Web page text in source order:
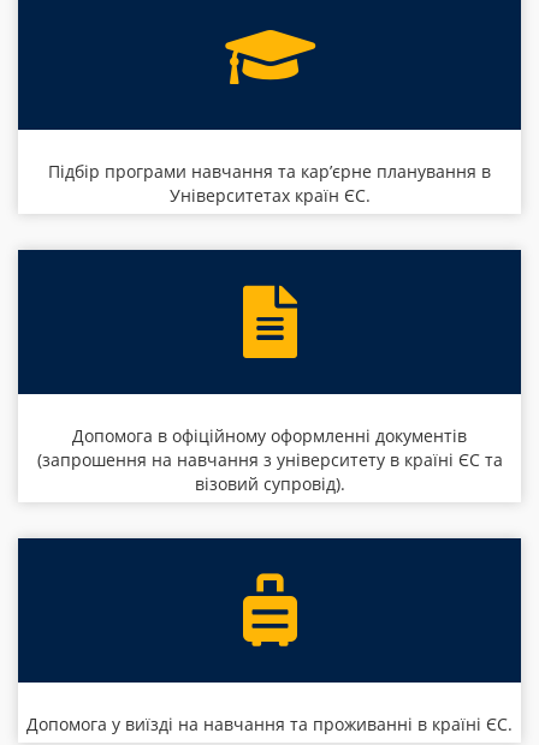
Підбір програми навчання та кар’єрне планування в
Університетах країн ЄС.
Допомога в офіційному оформленні документів
(запрошення на навчання з університету в країні ЄС та
візовий супровід).
Допомога у виїзді на навчання та проживанні в країні ЄС.